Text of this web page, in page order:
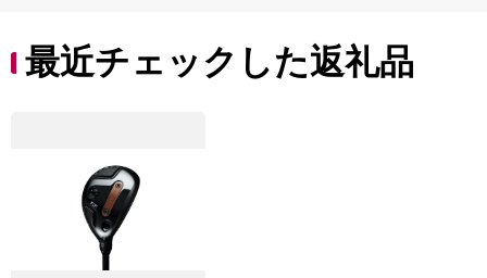
最近チェックした返礼品